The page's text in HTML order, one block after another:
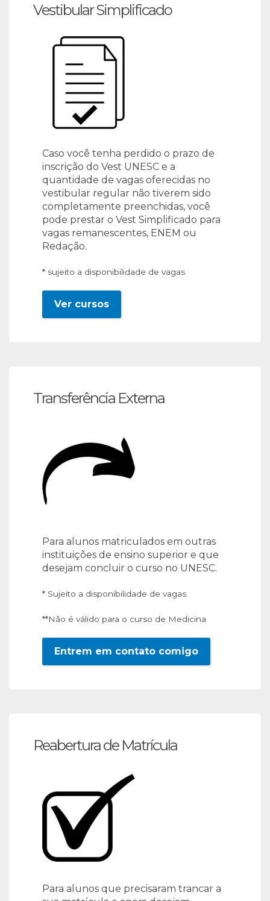
Vestibular Simplificado
Caso você tenha perdido o prazo de
inscrição do Vest UNESC e a
quantidade de vagas oferecidas no
vestibular regular não tiverem sido
completamente preenchidas, você
pode prestar o Vest Simplificado para
vagas remanescentes, ENEM ou
Redação.
* sujeito a disponibilidade de vagas
Ver cursos
Transferência Externa
Para alunos matriculados em outras
instituições de ensino superior e que
desejam concluir o curso no UNESC.
* Sujeito a disponibilidade de vagas
**Não é válido para o curso de Medicina
Entrem em contato comigo
Reabertura de Matrícula
Para alunos que precisaram trancar a